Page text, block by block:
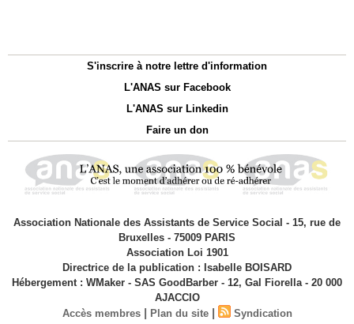
S'inscrire à notre lettre d'information
L'ANAS sur Facebook
L'ANAS sur Linkedin
Faire un don
Association Nationale des Assistants de Service Social - 15, rue de
Bruxelles - 75009 PARIS
Association Loi 1901
Directrice de la publication : Isabelle BOISARD
Hébergement : WMaker - SAS GoodBarber - 12, Gal Fiorella - 20 000
AJACCIO
Accès membres | Plan du site | Syndication